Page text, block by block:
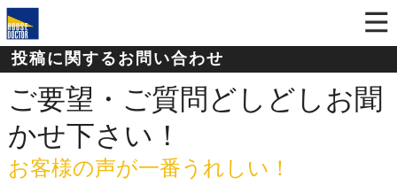
投稿に関するお問い合わせ
ご要望・ご質問どしどしお聞
かせ下さい！
お客様の声が一番うれしい！